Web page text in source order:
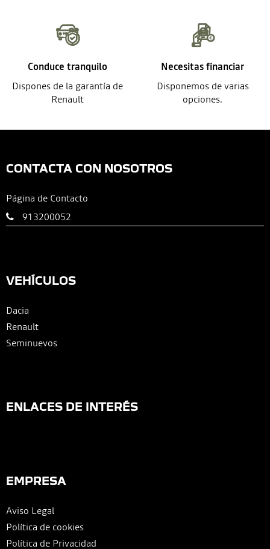
Conduce tranquilo
Dispones de la garantía de
Renault
Necesitas financiar
Disponemos de varias
opciones.
CONTACTA CON NOSOTROS
Página de Contacto
913200052
VEHÍCULOS
Dacia
Renault
Seminuevos
ENLACES DE INTERÉS
EMPRESA
Aviso Legal
Política de cookies
Política de Privacidad